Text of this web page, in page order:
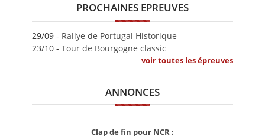
PROCHAINES EPREUVES
29/09 - Rallye de Portugal Historique
23/10 - Tour de Bourgogne classic
voir toutes les épreuves
ANNONCES
Clap de fin pour NCR :